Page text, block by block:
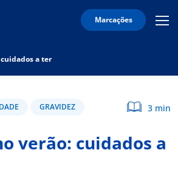
Marcações
a ter
GRAVIDEZ 3 min
verão: cuidados a